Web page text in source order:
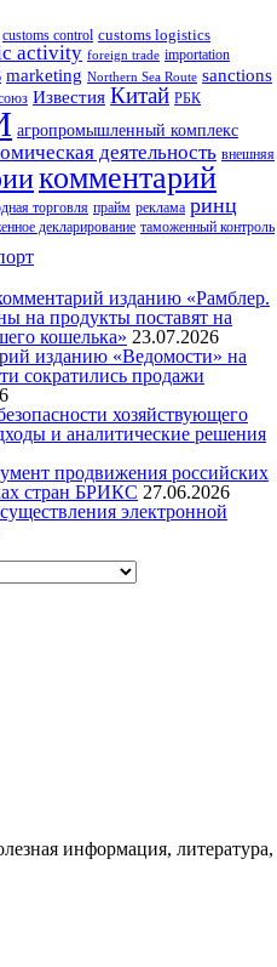
customs control customs logistics
activity foreign trade importation
marketing Northern Sea Route sanctions
Известия Китай РБК
агропромышленный комплекс
деятельность внешняя
комментарий
торговля прайм реклама ринц
декларирование таможенный контроль
изданию «Рамблер.
на продукты поставят на
кошелька» 23.07.2026
изданию «Ведомости» на
сократились продажи
хозяйствующего
и аналитические решения
продвижения российских
стран БРИКС 27.06.2026
электронной
информация, литература,